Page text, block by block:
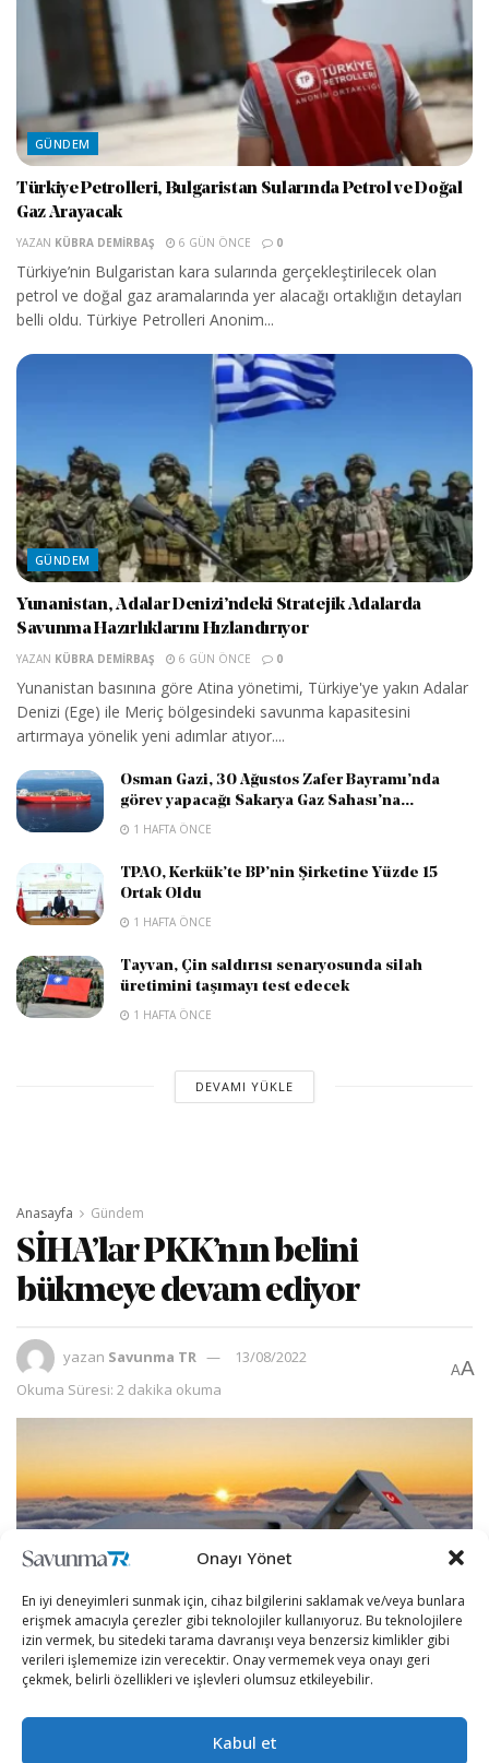
Onayı Yönet
En iyi deneyimleri sunmak için, cihaz bilgilerini saklamak ve/veya bunlara
erişmek amacıyla çerezler gibi teknolojiler kullanıyoruz. Bu teknolojilere
izin vermek, bu sitedeki tarama davranışı veya benzersiz kimlikler gibi
verileri işlememize izin verecektir. Onay vermemek veya onayı geri
çekmek, belirli özellikleri ve işlevleri olumsuz etkileyebilir.
Kabul et
GÜNDEM
Türkiye Petrolleri, Bulgaristan Sularında Petrol ve Doğal
Gaz Arayacak
YAZAN KÜBRA DEMIRBAŞ 6 GÜN ÖNCE 0
Türkiye’nin Bulgaristan kara sularında gerçekleştirilecek olan
petrol ve doğal gaz aramalarında yer alacağı ortaklığın detayları
belli oldu. Türkiye Petrolleri Anonim...
GÜNDEM
Yunanistan, Adalar Denizi’ndeki Stratejik Adalarda
Savunma Hazırlıklarını Hızlandırıyor
YAZAN KÜBRA DEMIRBAŞ 6 GÜN ÖNCE 0
Yunanistan basınına göre Atina yönetimi, Türkiye'ye yakın Adalar
Denizi (Ege) ile Meriç bölgesindeki savunma kapasitesini
artırmaya yönelik yeni adımlar atıyor....
Osman Gazi, 30 Ağustos Zafer Bayramı’nda
görev yapacağı Sakarya Gaz Sahası’na...
1 HAFTA ÖNCE
TPAO, Kerkük’te BP’nin Şirketine Yüzde 15
Ortak Oldu
1 HAFTA ÖNCE
Tayvan, Çin saldırısı senaryosunda silah
üretimini taşımayı test edecek
1 HAFTA ÖNCE
DEVAMI YÜKLE
Anasayfa Gündem
SİHA’lar PKK’nın belini
bükmeye devam ediyor
yazan Savunma TR
13/08/2022
Okuma Süresi: 2 dakika okuma
AA
Bayraktar TB2’ler terörle mücadelede etkin kullanılmaya